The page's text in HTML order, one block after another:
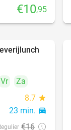
€10,95
41%
Vr
Za
8.7 star
23 min. directions_car
€16